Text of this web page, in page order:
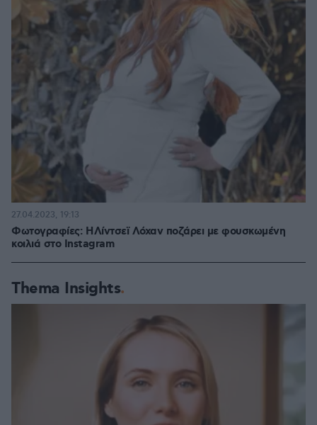
Φωτογραφίες: Η Λίντσεϊ Λόχαν ποζάρει με φουσκωμένη
κοιλιά στο Instagram
27.04.2023, 19:13
Thema Insights